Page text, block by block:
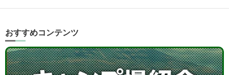
おすすめコンテンツ